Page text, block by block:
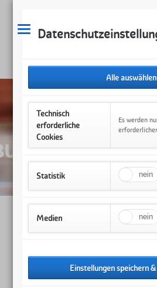
Technisch
erforderliche
Cookies
Es werden
Statistik
Medien
Internationaler
05.06.2019 10:00–12:00
Internationaler Krabbler-Treff / Offener